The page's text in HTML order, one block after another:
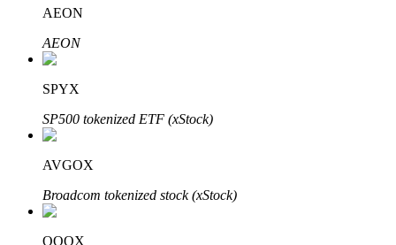
Parceiros Bitrue
AEON
AEON
SPYX
SP500 tokenized ETF (xStock)
AVGOX
Broadcom tokenized stock (xStock)
QQQX